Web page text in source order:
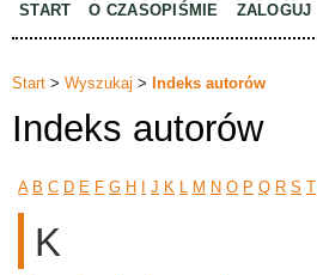
START O CZASOPIŚMIE ZALOGUJ
Start > Wyszukaj > Indeks autorów
Indeks autorów
A B C D E F G H J K L M N O P Q R S T
K